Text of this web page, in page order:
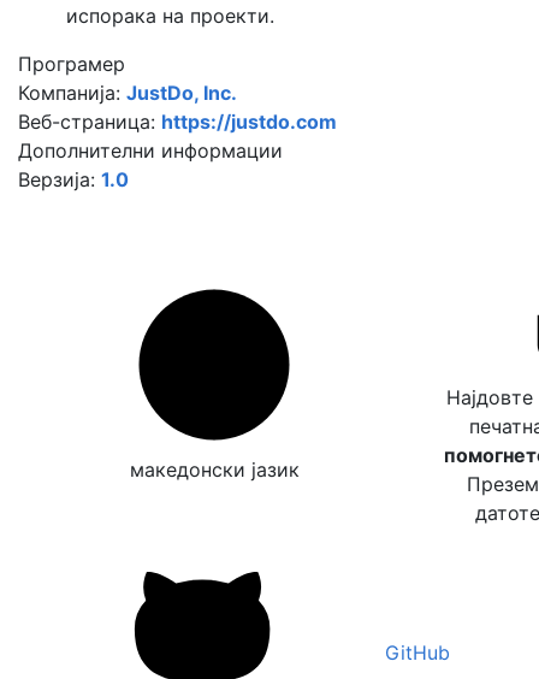
испорака на проекти.
Програмер
Компанија: JustDo, Inc.
Веб-страница: https://justdo.com
Дополнителни информации
Верзија: 1.0
македонски јазик
GitHub